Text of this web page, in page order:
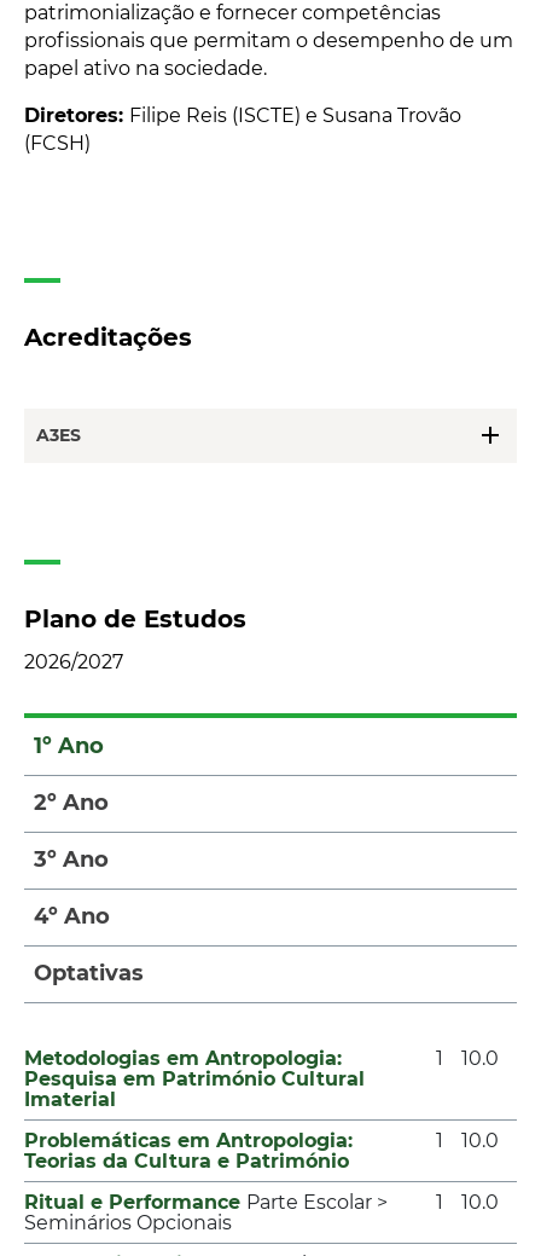
patrimonialização e fornecer competências
profissionais que permitam o desempenho de um
papel ativo na sociedade.
Diretores: Filipe Reis (ISCTE) e Susana Trovão
(FCSH)
Acreditações
A3ES add
Plano de Estudos
2026/2027
1º Ano
2º Ano
3º Ano
4º Ano
Optativas
Metodologias em Antropologia:
Pesquisa em Património Cultural
Imaterial
1 10.0
Problemáticas em Antropologia:
Teorias da Cultura e Património
1 10.0
Ritual e Performance Parte Escolar >
Seminários Opcionais
1 10.0